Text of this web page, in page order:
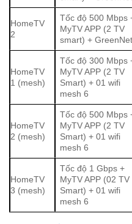
HomeTV
2
Tốc độ 500 Mbps
MyTV APP (2 TV
smart) + GreenNet
HomeTV
1 (mesh)
Tốc độ 300 Mbps
MyTV APP (2 TV
Smart) + 01 wifi
mesh 6
HomeTV
2 (mesh)
Tốc độ 500 Mbps
MyTV APP (2 TV
Smart) + 01 wifi
mesh 6
HomeTV
3 (mesh)
Tốc độ 1 Gbps +
MyTV APP (02 TV
Smart) + 01 wifi
mesh 6